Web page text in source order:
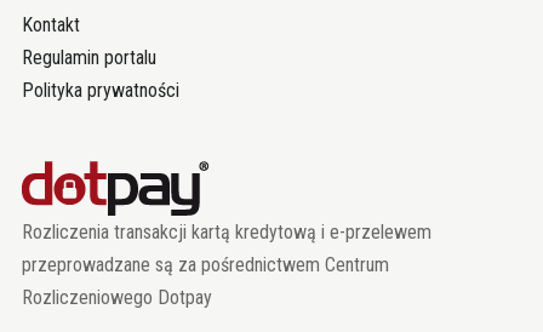
Kontakt
Regulamin portalu
Polityka prywatności
Rozliczenia transakcji kartą kredytową i e-przelewem
przeprowadzane są za pośrednictwem Centrum
Rozliczeniowego Dotpay